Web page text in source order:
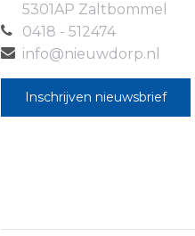
slaapkamers liggen aan
badkamer aan de
inloopdouche, vaste
verdiepingsvloer is
2e Verdieping: Via een
5301AP Zaltbommel
0418 - 512474
info@nieuwdorp.nl
Inschrijven nieuwsbrief